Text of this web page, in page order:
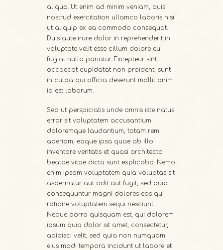
aliqua. Ut enim ad minim veniam, quis
nostrud exercitation ullamco laboris nisi
ut aliquip ex ea commodo consequat.
Duis aute irure dolor in reprehenderit in
voluptate velit esse cillum dolore eu
fugiat nulla pariatur. Excepteur sint
occaecat cupidatat non proident, sunt
in culpa qui officia deserunt mollit anim
id est laborum.
Sed ut perspiciatis unde omnis iste natus
error sit voluptatem accusantium
doloremque laudantium, totam rem
aperiam, eaque ipsa quae ab illo
inventore veritatis et quasi architecto
beatae vitae dicta sunt explicabo. Nemo
enim ipsam voluptatem quia voluptas sit
aspernatur aut odit aut fugit, sed quia
consequuntur magni dolores eos qui
ratione voluptatem sequi nesciunt.
Neque porro quisquam est, qui dolorem
ipsum quia dolor sit amet, consectetur,
adipisci velit, sed quia non numquam
eius modi tempora incidunt ut labore et